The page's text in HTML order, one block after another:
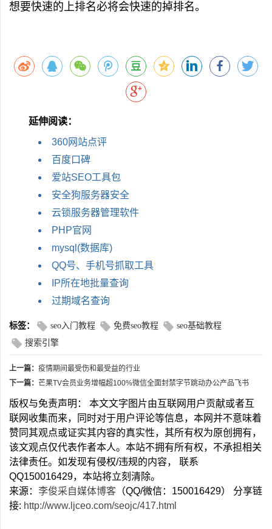
想要快速的上排名必将会快速的掉排名。
延伸阅读：
360网站点评
百度口碑
爱站SEO工具包
安全狗服务器安全
云锁服务器管理软件
PHP官网
mysql(数据库)
QQ号、手机号抓取工具
IP所在地批量查询
过期域名查询
标签： seo入门教程 免费seo教程
seo基础教程
搜索引擎
上一篇： 疫情期间最受伤和最受益的行业
下一篇： 芒果TV会员业务增幅超100%微信全面封禁字节跳动办公产品飞书
版权与免责声明： 本文文字图片由互联网用户贡献或者互
联网收集而来，同时对于用户评论等信息，本网并不意味着
赞同其观点或证实其内容的真实性，其所有权为原创拥有，
该文观点仅代表作者本人。本站不拥有所有权，不承担相关
法律责任。如发现有侵权/违规的内容， 联系
QQ150016429，本站将立刻清除。
来源： 李俊采自媒体博客 （QQ/微信：150016429） 分享链
接: http://www.ljceo.com/seojc/417.html